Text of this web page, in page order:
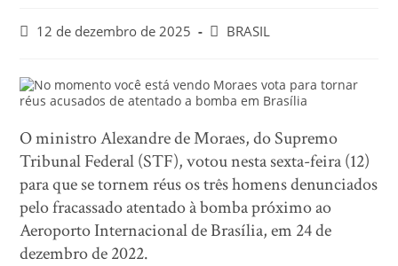
12 de dezembro de 2025 BRASIL
O ministro Alexandre de Moraes, do Supremo
Tribunal Federal (STF), votou nesta sexta-feira (12)
para que se tornem réus os três homens denunciados
pelo fracassado atentado à bomba próximo ao
Aeroporto Internacional de Brasília, em 24 de
dezembro de 2022.